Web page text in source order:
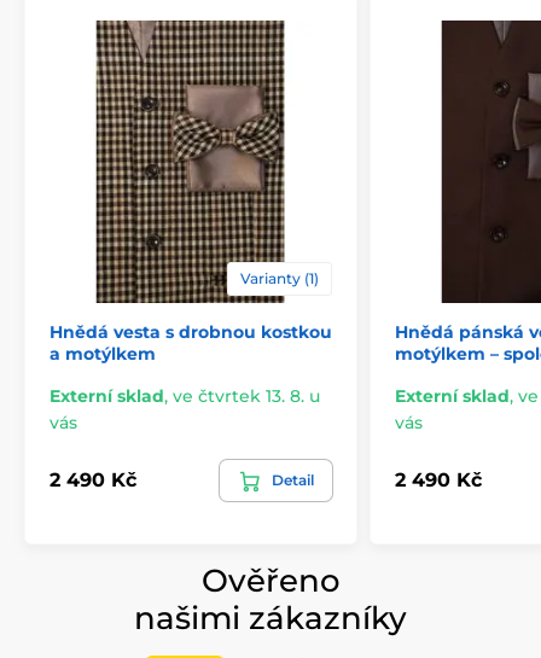
Varianty (1)
Hnědá vesta s drobnou kostkou
a motýlkem
Externí sklad, ve čtvrtek 13. 8. u
vás
2 490 Kč Detail
Hnědá pánská
motýlkem –
Externí sklad,
vás
2 490 Kč
Ověřeno
našimi zákazníky